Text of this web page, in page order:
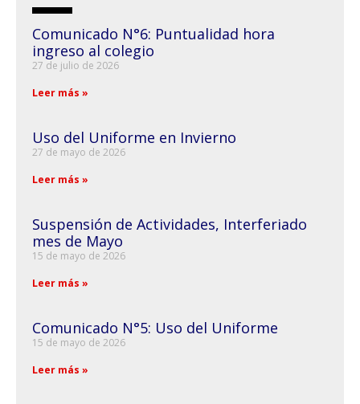
Comunicado N°6: Puntualidad hora
ingreso al colegio
27 de julio de 2026
Leer más »
Uso del Uniforme en Invierno
27 de mayo de 2026
Leer más »
Suspensión de Actividades, Interferiado
mes de Mayo
15 de mayo de 2026
Leer más »
Comunicado N°5: Uso del Uniforme
15 de mayo de 2026
Leer más »